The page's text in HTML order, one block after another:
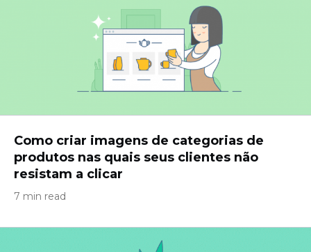
Como criar imagens de categorias de
produtos nas quais seus clientes não
resistam a clicar
7 min read